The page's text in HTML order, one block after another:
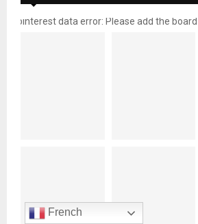
pinterest data error: Please add the
French